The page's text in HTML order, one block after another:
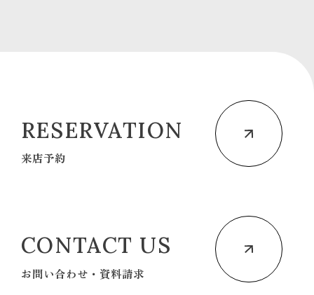
RESERVATION
来店予約
CONTACT US
お問い合わせ・資料請求